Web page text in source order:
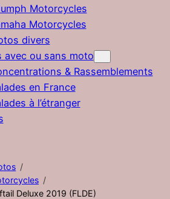
Motorcycles
Motorcycles
divers
avec ou sans moto
& Rassemblements
en France
à l’étranger
Deluxe 2019 (FLDE)